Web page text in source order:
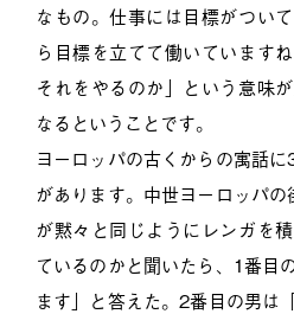
なもの。仕事には目標がつい
ら目標を立てて働いています
それをやるのか」という意味
なるということです。
ヨーロッパの古くからの寓話
があります。中世ヨーロッパ
が黙々と同じようにレンガを
ているのかと聞いたら、1番目
ます」と答えた。2番目の男は